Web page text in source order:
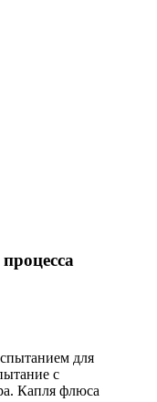
для
с
Капля флюса